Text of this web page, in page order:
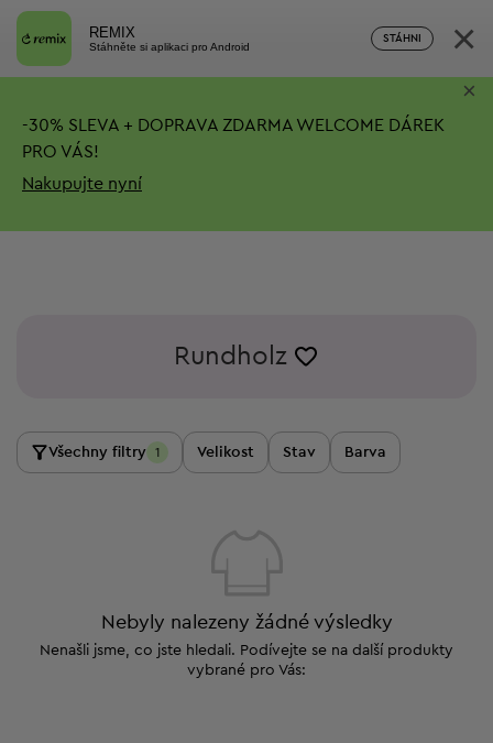
REMIX
Stáhněte si aplikaci pro Android
STÁHNI ×
-30% SLEVA + DOPRAVA ZDARMA WELCOME DÁREK
PRO VÁS!
Nakupujte nyní
×
Rundholz
Všechny filtry 1 Velikost Stav Barva
Nebyly nalezeny žádné výsledky
Nenašli jsme, co jste hledali. Podívejte se na další produkty
vybrané pro Vás: